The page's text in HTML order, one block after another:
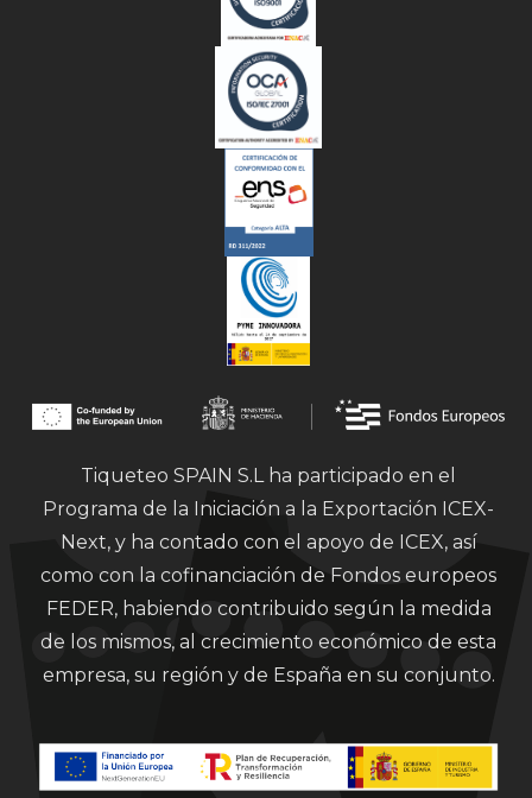
Tiqueteo SPAIN S.L ha participado en el
Programa de la Iniciación a la Exportación ICEX-
Next, y ha contado con el apoyo de ICEX, así
como con la cofinanciación de Fondos europeos
FEDER, habiendo contribuido según la medida
de los mismos, al crecimiento económico de esta
empresa, su región y de España en su conjunto.